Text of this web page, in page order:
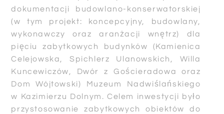
dokumentacji budowlano-konserwatorskiej
(w tym projekt: koncepcyjny, budowlany,
wykonawczy oraz aranżacji wnętrz) dla
pięciu zabytkowych budynków (Kamienica
Celejowska, Spichlerz Ulanowskich, Willa
Kuncewiczów, Dwór z Gościeradowa oraz
Dom Wójtowski) Muzeum Nadwiślańskiego
w Kazimierzu Dolnym. Celem inwestycji było
przystosowanie zabytkowych obiektów do